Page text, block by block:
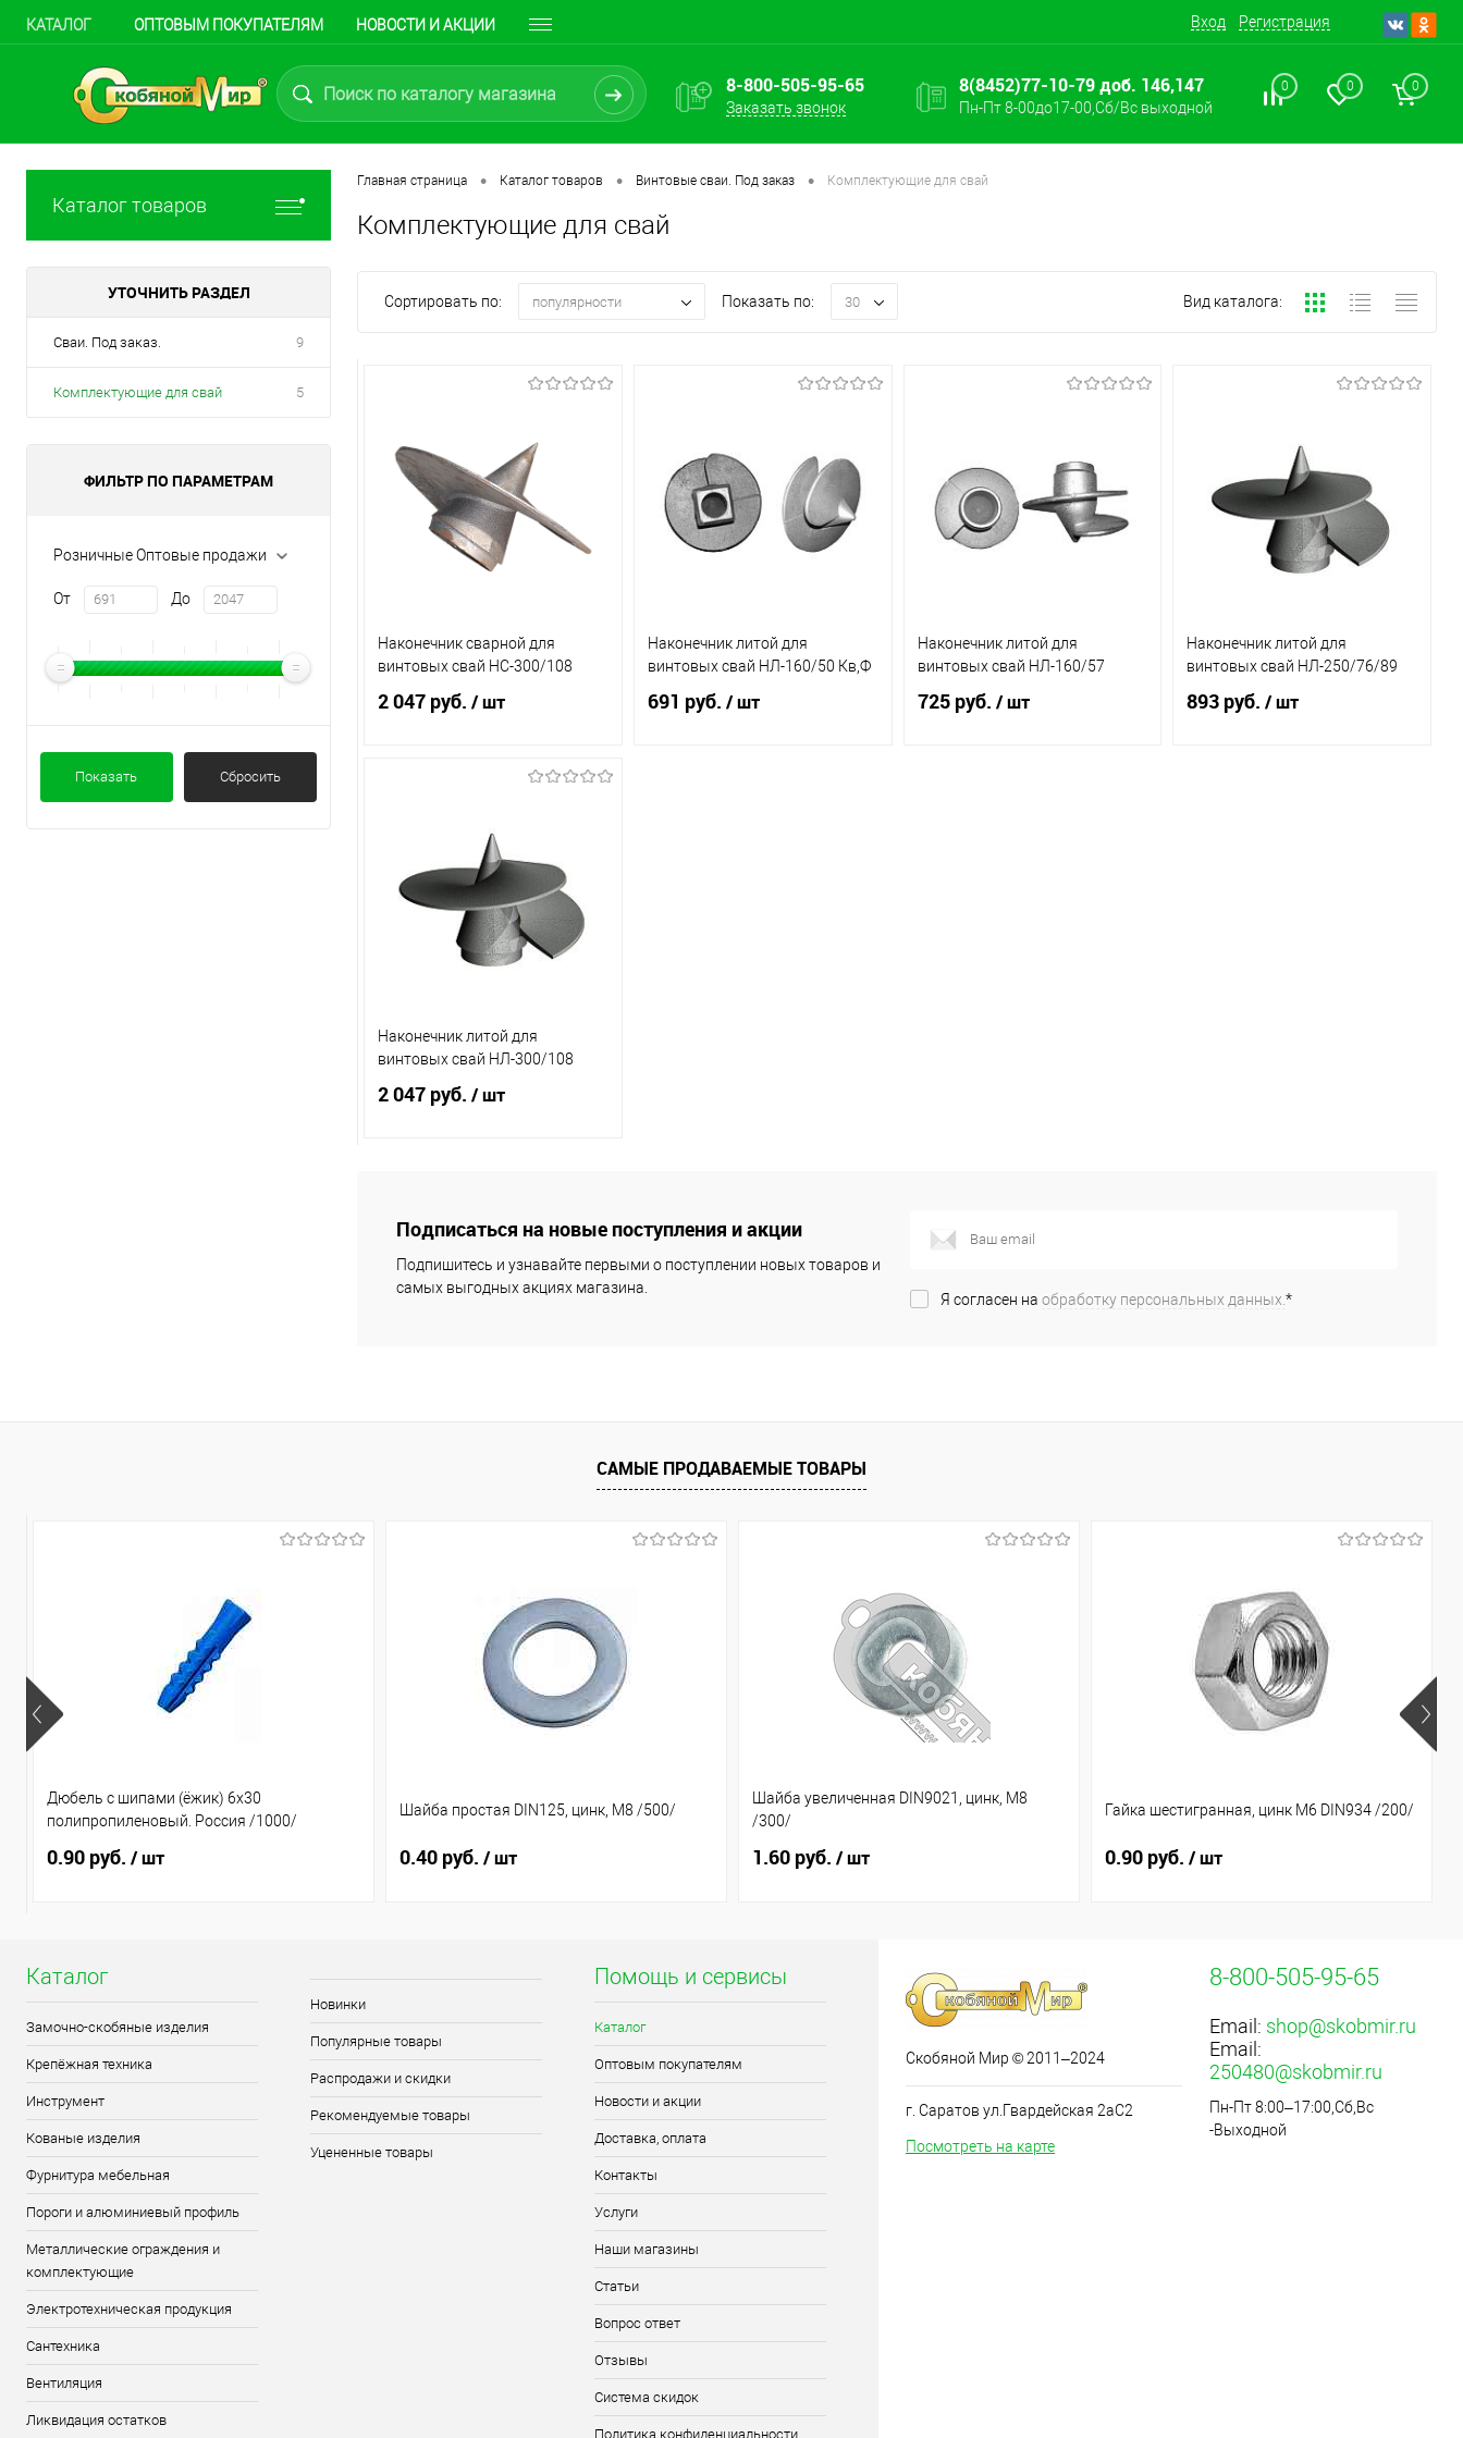
КАТАЛОГ ОПТОВЫМ ПОКУПАТЕЛЯМ НОВОСТИ И АКЦИИ Вход Регистрация
8-800-505-95-65
Заказать звонок
8(8452)77-10-79 доб. 146,147
Пн-Пт 8-00до17-00,Сб/Вс выходной
0 0 0
Каталог товаров
УТОЧНИТЬ РАЗДЕЛ
Сваи. Под заказ. 9
Комплектующие для свай 5
ФИЛЬТР ПО ПАРАМЕТРАМ
Розничные Оптовые продажи
От До
Показать Сбросить
Главная страница • Каталог товаров • Винтовые сваи. Под заказ • Комплектующие для свай
Комплектующие для свай
Сортировать по: популярности Показать по: 30 Вид каталога:
Наконечник сварной для
винтовых свай НС-300/108
2 047 руб. / шт
Купить в 1 клик
сравнению
В избранное
В наличии
(20)
Наконечник литой для
винтовых свай НЛ-160/50 Кв,Ф
691 руб. / шт
Наконечник литой для
винтовых свай НЛ-160/57
725 руб. / шт
Наконечник литой для
винтовых свай НЛ-250/76/89
893 руб. / шт
Наконечник литой для
винтовых свай НЛ-300/108
2 047 руб. / шт
Купить в 1 клик
К
сравнению
Под заказ
Подписаться на новые поступления и акции
Подпишитесь и узнавайте первыми о поступлении новых товаров и
самых выгодных акциях магазина.
Я согласен на обработку персональных данных. *
САМЫЕ ПРОДАВАЕМЫЕ ТОВАРЫ
Дюбель с шипами (ёжик) 6х30
полипропиленовый. Россия /1000/
0.90 руб. / шт
Шайба простая DIN125, цинк, М8 /500/
0.40 руб. / шт
Шайба увеличенная DIN9021, цинк, М8
/300/
1.60 руб. / шт
Гайка шестигранная, цинк М6 DIN934 /200/
0.90 руб. / шт
Каталог
Замочно-скобяные изделия
Крепёжная техника
Инструмент
Кованые изделия
Фурнитура мебельная
Пороги и алюминиевый профиль
Металлические ограждения и
комплектующие
Электротехническая продукция
Сантехника
Вентиляция
Ликвидация остатков
Новинки
Популярные товары
Распродажи и скидки
Рекомендуемые товары
Уцененные товары
Помощь и сервисы
Каталог
Оптовым покупателям
Новости и акции
Доставка, оплата
Контакты
Услуги
Наши магазины
Статьи
Вопрос ответ
Отзывы
Система скидок
Политика конфиденциальности
Скобяной Мир © 2011–2024
г. Саратов ул.Гвардейская 2аС2
Посмотреть на карте
8-800-505-95-65
Email: shop@skobmir.ru
Email:
250480@skobmir.ru
Пн-Пт 8:00–17:00,Сб,Вс
-Выходной